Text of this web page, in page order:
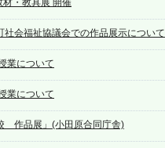
・教具展 開催
社会福祉協議会での作品展示について
業について
業について
作品展」(小田原合同庁舎)